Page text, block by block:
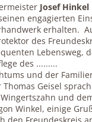
Josef Hinkel
engagierten
erhalten.
des
Lebensweg,
des .........
und der
Geisel
und
Winkel, einige